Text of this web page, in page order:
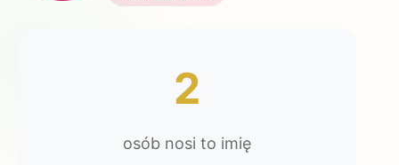
Katalog prezentów
2
osób nosi to imię